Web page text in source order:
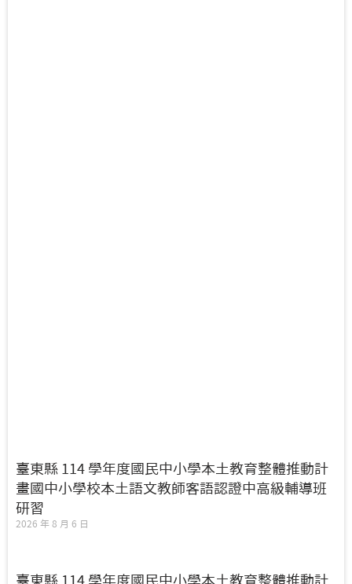
臺東縣 114 學年度國民中小學本土教育整體推動計
畫國中小學校本土語文教師客語認證中高級輔導班
研習
2026 年 8 月 6 日
臺東縣 114 學年度國民中小學本土教育整體推動計